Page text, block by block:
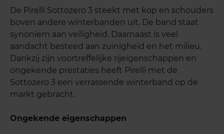
De Pirelli Sottozero 3 steekt met kop en schouders
boven andere winterbanden uit. De band staat
synoniem aan veiligheid. Daarnaast is veel
aandacht besteed aan zuinigheid en het milieu.
Dankzij zijn voortreffelijke rijeigenschappen en
ongekende prestaties heeft Pirelli met de
Sottozero 3 een verrassende winterband op de
markt gebracht.
Ongekende eigenschappen